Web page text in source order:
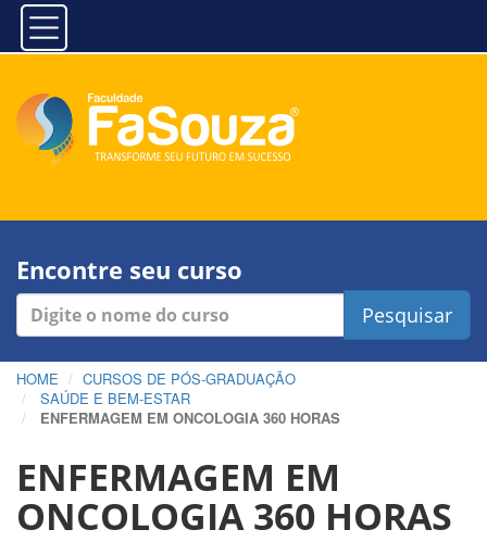
Encontre seu curso
Pesquisar
HOME
CURSOS DE PÓS-GRADUAÇÃO
SAÚDE E BEM-ESTAR
ENFERMAGEM EM ONCOLOGIA 360 HORAS
ENFERMAGEM EM
ONCOLOGIA 360 HORAS